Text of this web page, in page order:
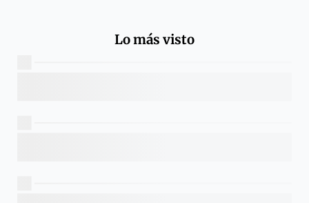
Lo más visto